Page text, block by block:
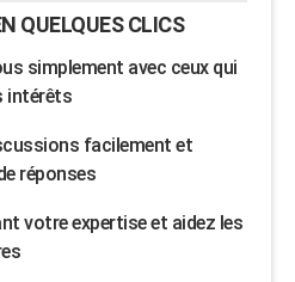
QUELQUES CLICS
simplement avec ceux qui
intérêts
facilement et
réponses
votre expertise et aidez les